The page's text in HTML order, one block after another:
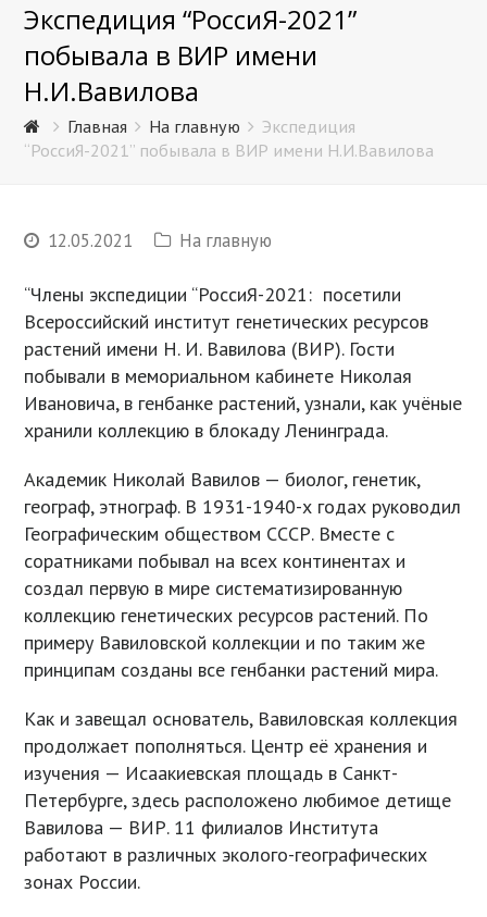
Menu
Экспедиция “РоссиЯ-2021”
побывала в ВИР имени
Н.И.Вавилова
Главная На главную
Экспедиция
“РоссиЯ-2021” побывала в ВИР имени Н.И.Вавилова
12.05.2021 На главную
“Члены экспедиции “РоссиЯ-2021: посетили
Всероссийский институт генетических ресурсов
растений имени Н. И. Вавилова (ВИР). Гости
побывали в мемориальном кабинете Николая
Ивановича, в генбанке растений, узнали, как учёные
хранили коллекцию в блокаду Ленинграда.
Академик Николай Вавилов — биолог, генетик,
географ, этнограф. В 1931-1940-х годах руководил
Географическим обществом СССР. Вместе с
соратниками побывал на всех континентах и
создал первую в мире систематизированную
коллекцию генетических ресурсов растений. По
примеру Вавиловской коллекции и по таким же
принципам созданы все генбанки растений мира.
Как и завещал основатель, Вавиловская коллекция
продолжает пополняться. Центр её хранения и
изучения — Исаакиевская площадь в Санкт-
Петербурге, здесь расположено любимое детище
Вавилова — ВИР. 11 филиалов Института
работают в различных эколого-географических
зонах России.